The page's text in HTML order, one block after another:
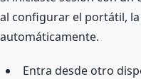
al configurar el portátil,
automáticamente.
Entra desde otro